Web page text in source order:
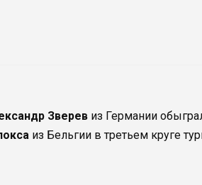
Зверев из Германии
из Бельгии в третьем круге